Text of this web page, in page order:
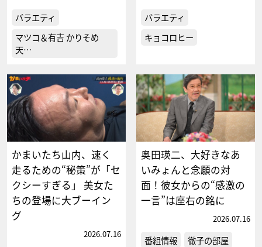
バラエティ
マツコ＆有吉 かりそめ
天…
バラエティ
キョコロヒー
かまいたち山内、速く
走るための“秘策”が「セ
クシーすぎる」 美女た
ちの登場に大ブーイン
グ
2026.07.16
奥田瑛二、大好きなあ
いみょんと念願の対
面！彼女からの“感激の
一言”は座右の銘に
2026.07.16
番組情報 徹子の部屋